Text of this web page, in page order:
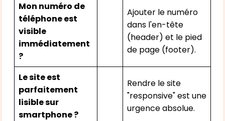
Mon numéro de
téléphone est
visible
immédiatement
?
Ajouter le numéro
dans l'en-tête
(header) et le pied
de page (footer).
Le site est
parfaitement
lisible sur
smartphone ?
Rendre le site
"responsive" est une
urgence absolue.